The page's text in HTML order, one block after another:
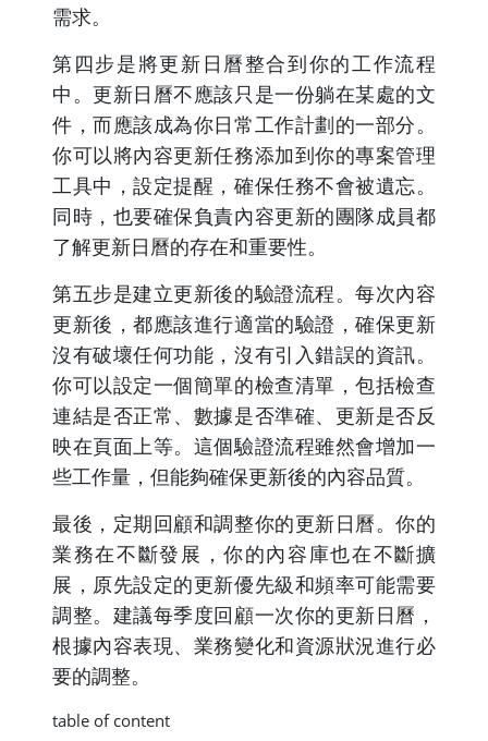
需求。
第四步是將更新日曆整合到你的工作流程
中。更新日曆不應該只是一份躺在某處的文
件，而應該成為你日常工作計劃的一部分。
你可以將內容更新任務添加到你的專案管理
工具中，設定提醒，確保任務不會被遺忘。
同時，也要確保負責內容更新的團隊成員都
了解更新日曆的存在和重要性。
第五步是建立更新後的驗證流程。每次內容
更新後，都應該進行適當的驗證，確保更新
沒有破壞任何功能，沒有引入錯誤的資訊。
你可以設定一個簡單的檢查清單，包括檢查
連結是否正常、數據是否準確、更新是否反
映在頁面上等。這個驗證流程雖然會增加一
些工作量，但能夠確保更新後的內容品質。
最後，定期回顧和調整你的更新日曆。你的
業務在不斷發展，你的內容庫也在不斷擴
展，原先設定的更新優先級和頻率可能需要
調整。建議每季度回顧一次你的更新日曆，
根據內容表現、業務變化和資源狀況進行必
要的調整。
table of content